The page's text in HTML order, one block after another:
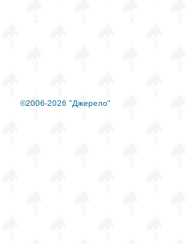
©2006-2026 "Джерело"